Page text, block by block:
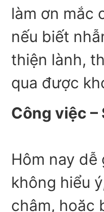
làm ơn mắc
nếu biết
thiện lành,
qua được
Công việc –
Hôm nay dễ
không hiểu
chậm, hoặc